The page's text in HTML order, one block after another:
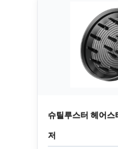
슈틸루스터 헤어스
저